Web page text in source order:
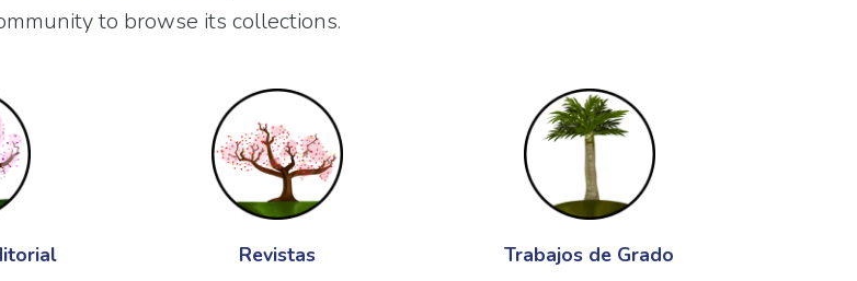
to browse its collections.
Revistas Trabajos de Grado